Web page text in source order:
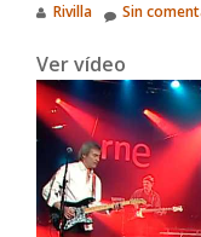
Rivilla Sin
Ver vídeo